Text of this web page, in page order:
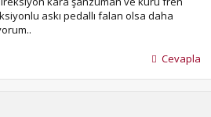
askı pedallı falan olsa daha
Cevapla